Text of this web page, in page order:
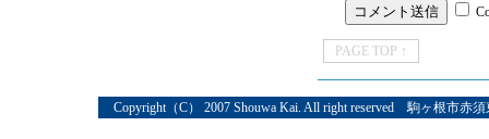
PAGE TOP ↑
Copyright（C） 2007 Shouwa Kai. All right reserved 駒ヶ根市